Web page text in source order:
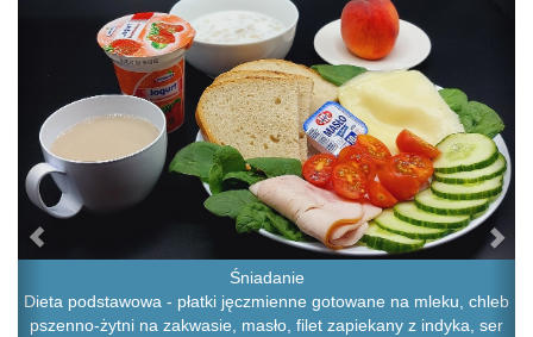
Śniadanie
Dieta podstawowa - płatki jęczmienne gotowane na mleku, chleb
pszenno-żytni na zakwasie, masło, filet zapiekany z indyka, ser